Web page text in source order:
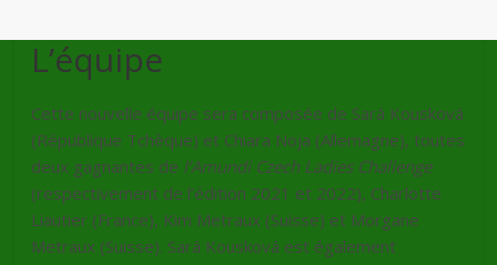
L’équipe
Cette nouvelle équipe sera composée de Sará Kousková
(République Tchèque) et Chiara Noja (Allemagne), toutes
deux gagnantes de l’Amundi Czech Ladies Challenge
(respectivement de l’édition 2021 et 2022), Charlotte
Liautier (France), Kim Metraux (Suisse) et Morgane
Metraux (Suisse). Sará Kousková est également